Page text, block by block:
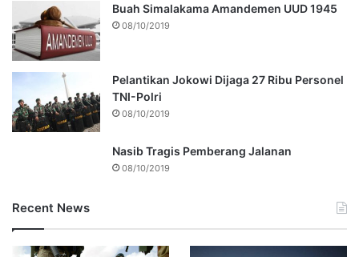
Buah Simalakama Amandemen UUD 1945
08/10/2019
Pelantikan Jokowi Dijaga 27 Ribu Personel
TNI-Polri
08/10/2019
Nasib Tragis Pemberang Jalanan
08/10/2019
Recent News